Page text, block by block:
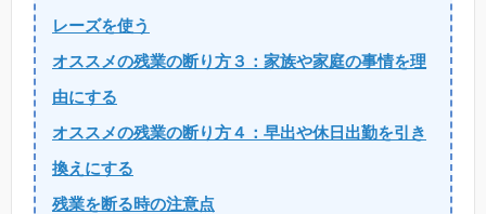
レーズを使う
オススメの残業の断り方３：家族や家庭の事情を理
由にする
オススメの残業の断り方４：早出や休日出勤を引き
換えにする
残業を断る時の注意点